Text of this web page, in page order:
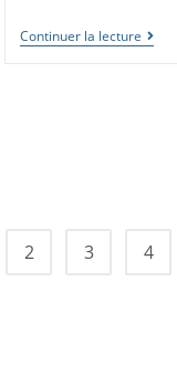
Continuer la lecture
2 3 4